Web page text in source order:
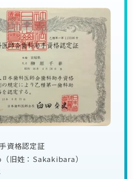
資格認定証
旧姓：Sakakibara）